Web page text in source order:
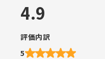
4.9
評価内訳
5